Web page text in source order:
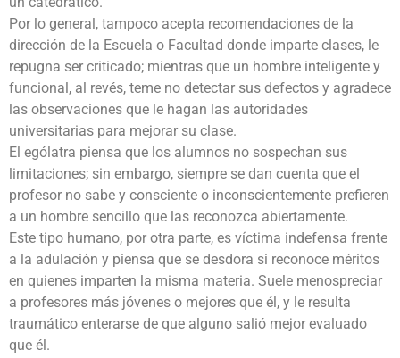
Por lo general, tampoco acepta recomendaciones de la
dirección de la Escuela o Facultad donde imparte clases, le
repugna ser criticado; mientras que un hombre inteligente y
funcional, al revés, teme no detectar sus defectos y agradece
las observaciones que le hagan las autoridades
universitarias para mejorar su clase.
El ególatra piensa que los alumnos no sospechan sus
limitaciones; sin embargo, siempre se dan cuenta que el
profesor no sabe y consciente o inconscientemente prefieren
a un hombre sencillo que las reconozca abiertamente.
Este tipo humano, por otra parte, es víctima indefensa frente
a la adulación y piensa que se desdora si reconoce méritos
en quienes imparten la misma materia. Suele menospreciar
a profesores más jóvenes o mejores que él, y le resulta
traumático enterarse de que alguno salió mejor evaluado
que él.